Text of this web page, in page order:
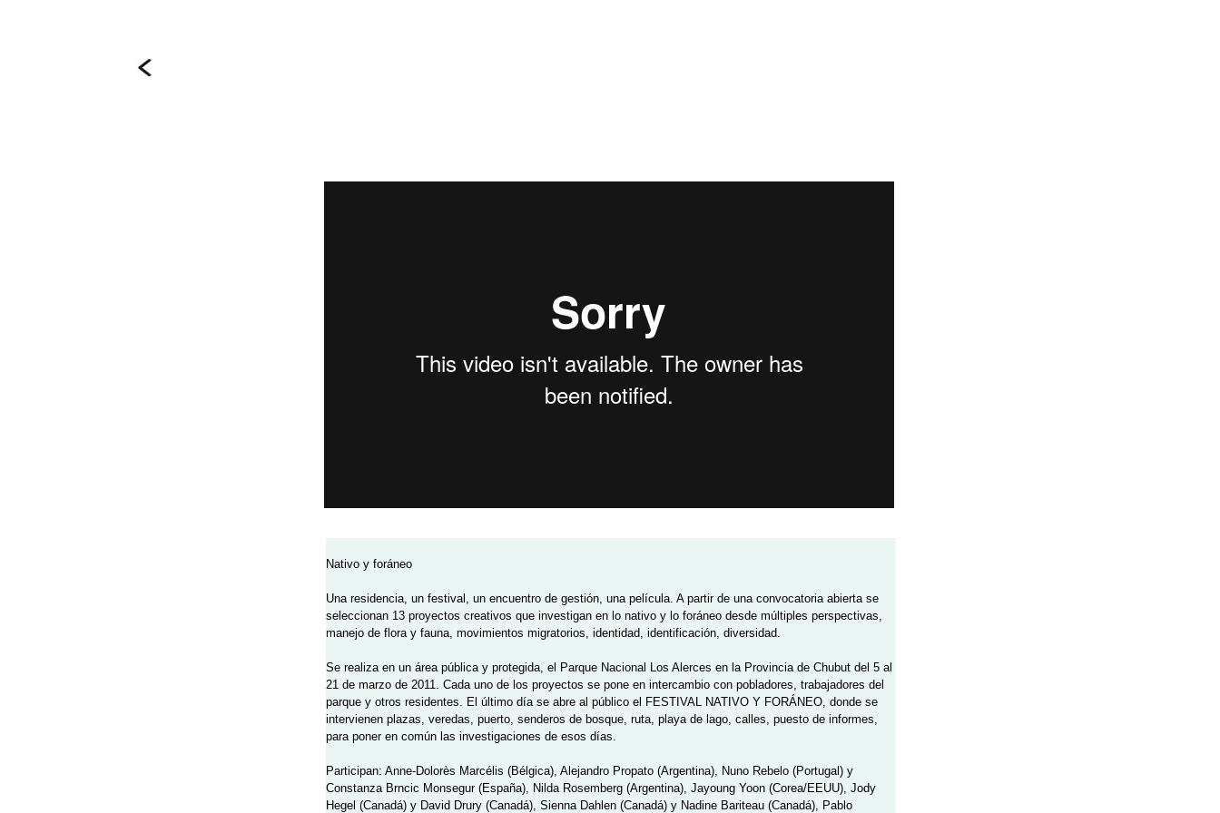
Nativo y foráneo
Una residencia, un festival, un encuentro de gestión, una película. A partir de una convocatoria abierta se
seleccionan 13 proyectos creativos que investigan en lo nativo y lo foráneo desde múltiples perspectivas,
manejo de flora y fauna, movimientos migratorios, identidad, identificación, diversidad.
Se realiza en un área pública y protegida, el Parque Nacional Los Alerces en la Provincia de Chubut del 5 al
21 de marzo de 2011. Cada uno de los proyectos se pone en intercambio con pobladores, trabajadores del
parque y otros residentes. El último día se abre al público el FESTIVAL NATIVO Y FORÁNEO, donde se
intervienen plazas, veredas, puerto, senderos de bosque, ruta, playa de lago, calles, puesto de informes,
para poner en común las investigaciones de esos días.
Participan: Anne-Dolorès Marcélis (Bélgica), Alejandro Propato (Argentina), Nuno Rebelo (Portugal) y
Constanza Brncic Monsegur (España), Nilda Rosemberg (Argentina), Jayoung Yoon (Corea/EEUU), Jody
Hegel (Canadá) y David Drury (Canadá), Sienna Dahlen (Canadá) y Nadine Bariteau (Canadá), Pablo